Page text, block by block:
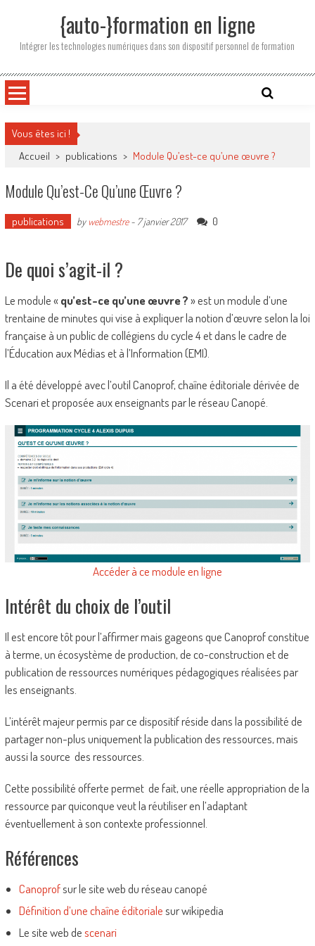
{auto-}formation en ligne
Intégrer les technologies numériques dans son dispositif personnel de formation
Vous êtes ici !
Accueil > publications > Module Qu’est-ce qu’une œuvre ?
Module Qu’est-Ce Qu’une Œuvre ?
publications by webmestre- 7 janvier 2017 0
De quoi s’agit-il ?
Le module «qu’est-ce qu’une œuvre ?» est un module d’une
trentaine de minutes qui vise à expliquer la notion d’œuvre selon la loi
française à un public de collégiens du cycle 4 et dans le cadre de
l’Éducation aux Médias et à l’Information (EMI).
Il a été développé avec l’outil Canoprof, chaîne éditoriale dérivée de
Scenari et proposée aux enseignants par le réseau Canopé.
Accéder à ce module en ligne
Intérêt du choix de l’outil
Il est encore tôt pour l’affirmer mais gageons que Canoprof constitue
à terme, un écosystème de production, de co-construction et de
publication de ressources numériques pédagogiques réalisées par
les enseignants.
L’intérêt majeur permis par ce dispositif réside dans la possibilité de
partager non-plus uniquement la publication des ressources, mais
aussi la source des ressources.
Cette possibilité offerte permet de fait, une réelle appropriation de la
ressource par quiconque veut la réutiliser en l’adaptant
éventuellement à son contexte professionnel.
Références
Canoprofsur le site web du réseau canopé
Définition d’une chaîne éditorialesur wikipedia
Le site web descenari